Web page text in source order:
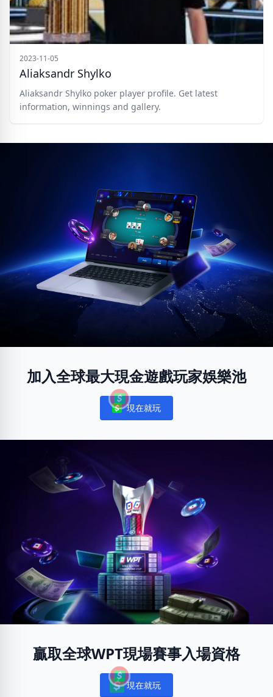
2023-11-05
Aliaksandr Shylko
Aliaksandr Shylko poker player profile. Get latest
information, winnings and gallery.
加入全球最大現金遊戲玩家娛樂池
Notifications
現在就玩
贏取全球WPT現場賽事入場資格
Notifications
現在就玩